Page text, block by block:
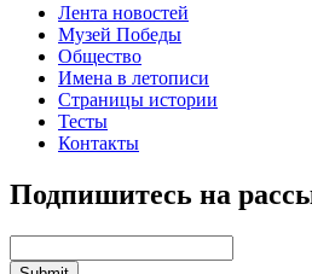
Лента новостей
Музей Победы
Общество
Имена в летописи
Страницы истории
Тесты
Контакты
Подпишитесь на